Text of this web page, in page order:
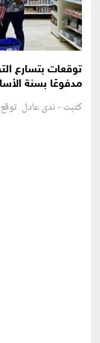
توقعات بتسارع
مدفوعًا بسنة
كتبت - ندى عادل